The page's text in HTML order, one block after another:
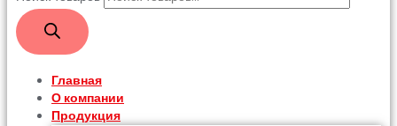
Главная
О компании
Продукция